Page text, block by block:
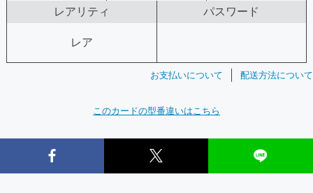
レアリティ パスワード
レア
お支払いについて 配送方法について
このカードの型番違いはこちら